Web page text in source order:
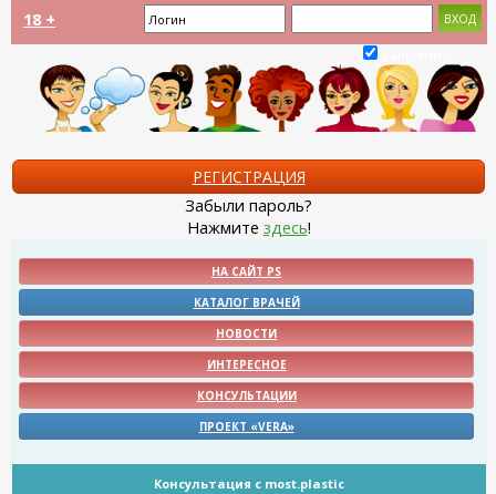
18 +
РЕГИСТРАЦИЯ
Забыли пароль?
Нажмите здесь!
НА САЙТ PS
КАТАЛОГ ВРАЧЕЙ
НОВОСТИ
ИНТЕРЕСНОЕ
КОНСУЛЬТАЦИИ
ПРОЕКТ «VERA»
Консультация с most.plastic